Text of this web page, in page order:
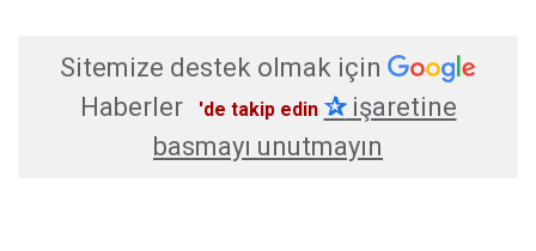
Sitemize destek olmak için
Haberler
'de takip edin ✰işaretine
basmayı unutmayın